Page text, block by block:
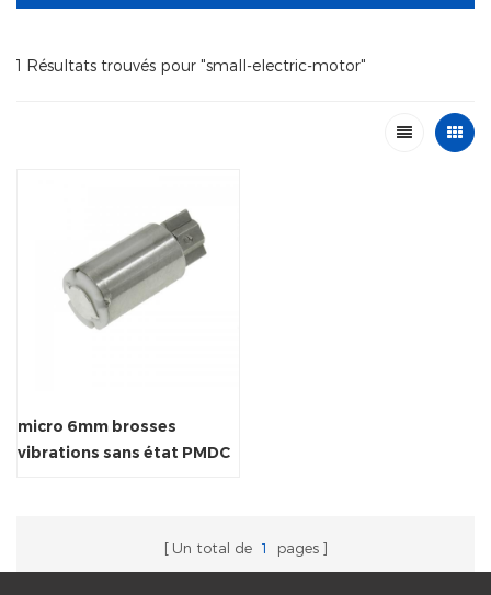
1 Résultats trouvés pour "small-electric-motor"
micro 6mm brosses
vibrations sans état PMDC
Un total de 1 pages